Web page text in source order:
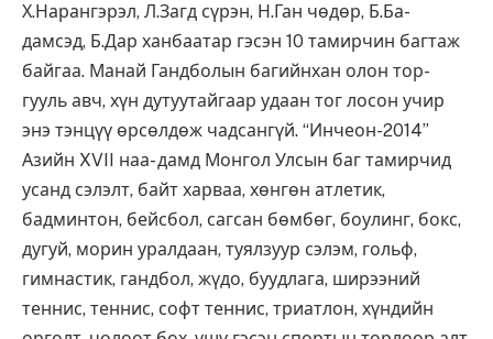
Х.Нарангэрэл, Л.Загд сүрэн, Н.Ган чөдөр, Б.Ба-
дамсэд, Б.Дар ханбаатар гэсэн 10 тамирчин багтаж
байгаа. Манай Гандболын багийнхан олон тор-
гууль авч, хүн дутуутайгаар удаан тог лосон учир
энэ тэнцүү өрсөлдөж чадсангүй. “Инчеон-2014”
Азийн XVII наа- дамд Монгол Улсын баг тамирчид
усанд сэлэлт, байт харваа, хөнгөн атлетик,
бадминтон, бейсбол, сагсан бөмбөг, боулинг, бокс,
дугуй, морин уралдаан, туялзуур сэлэм, гольф,
гимнастик, гандбол, жүдо, буудлага, ширээний
теннис, теннис, софт теннис, триатлон, хүндийн